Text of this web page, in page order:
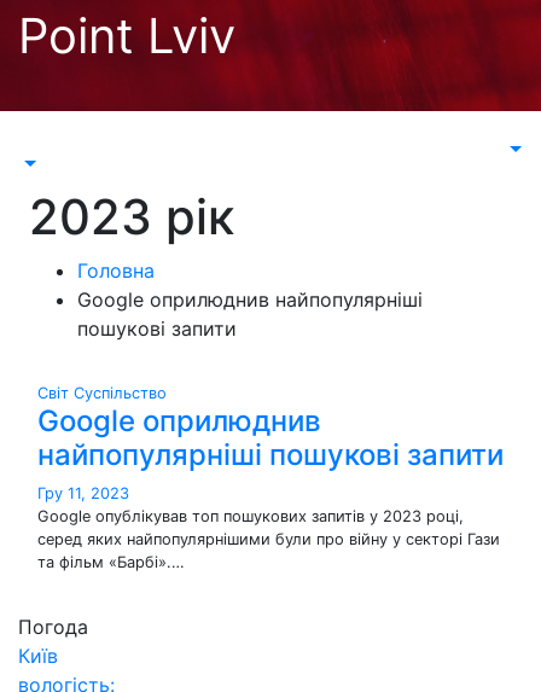
Перейти
Point Lviv
2023 рік
Головна
Google оприлюднив найпопулярніші
пошукові запити
Світ Суспільство
Google оприлюднив
найпопулярніші пошукові запити
Гру 11, 2023
Google опублікував топ пошукових запитів у 2023 році,
серед яких найпопулярнішими були про війну у секторі Гази
та фільм «Барбі».…
Погода
Київ
вологість: